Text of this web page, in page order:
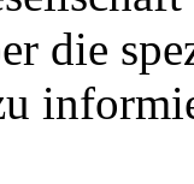
die